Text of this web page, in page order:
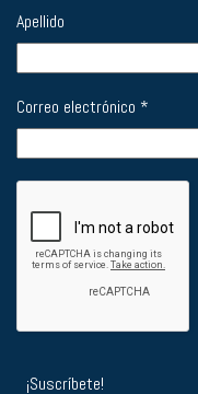
Apellido
Correo electrónico *